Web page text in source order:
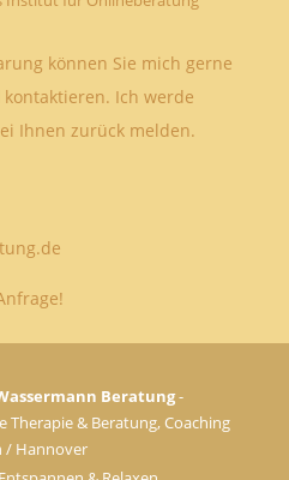
können Sie mich gerne
kontaktieren. Ich werde
Ihnen zurück melden.
Beratung-
Therapie & Beratung, Coaching
/ Hannover